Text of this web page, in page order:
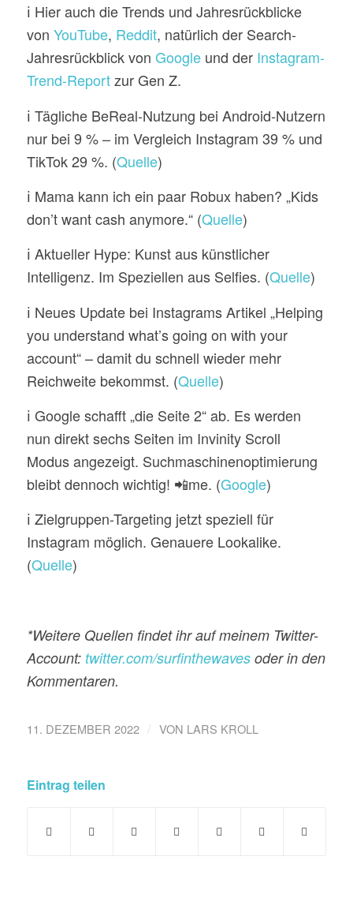
ℹ️ Hier auch die Trends und Jahresrückblicke
von YouTube, Reddit, natürlich der Search-
Jahresrückblick von Googleund der Instagram-
Trend-Reportzur Gen Z.
ℹ️ Tägliche BeReal-Nutzung bei Android-Nutzern
nur bei 9 % – im Vergleich Instagram 39 % und
TikTok 29 %. (Quelle)
ℹ️ Mama kann ich ein paar Robux haben? „Kids
don’t want cash anymore.“ (Quelle)
ℹ️ Aktueller Hype: Kunst aus künstlicher
Intelligenz. Im Speziellen aus Selfies. (Quelle)
ℹ️ Neues Update bei Instagrams Artikel „Helping
you understand what’s going on with your
account“ – damit du schnell wieder mehr
Reichweite bekommst. (Quelle)
ℹ️ Google schafft „die Seite 2“ ab. Es werden
nun direkt sechs Seiten im Invinity Scroll
Modus angezeigt. Suchmaschinenoptimierung
bleibt dennoch wichtig! 📲me. (Google)
ℹ️ Zielgruppen-Targeting jetzt speziell für
Instagram möglich. Genauere Lookalike.
(Quelle)
*Weitere Quellen findet ihr auf meinem Twitter-
Account: twitter.com/surfinthewavesoder in den
Kommentaren.
11. DEZEMBER 2022 / VON LARS KROLL
Eintrag teilen